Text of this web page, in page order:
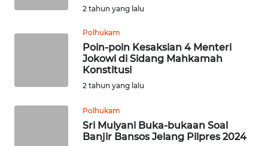
2 tahun yang lalu
Polhukam
Poin-poin Kesaksian 4 Menteri
Jokowi di Sidang Mahkamah
Konstitusi
2 tahun yang lalu
Polhukam
Sri Mulyani Buka-bukaan Soal
Banjir Bansos Jelang Pilpres 2024
WN
NUSANTARA